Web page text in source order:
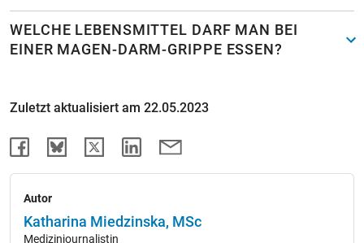
WELCHE LEBENSMITTEL DARF MAN BEI
EINER MAGEN-DARM-GRIPPE ESSEN?
Zuletzt aktualisiert am 22.05.2023
Autor
Katharina Miedzinska, MSc
Medizinjournalistin